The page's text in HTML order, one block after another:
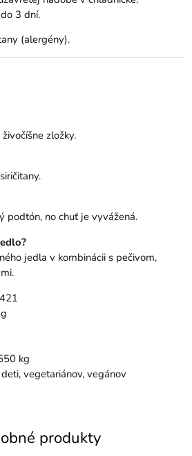
3 dní.
(alergény).
zložky.
podtón, no chuť je vyvážená.
jedla v kombinácii s pečivom,
kg
vegetariánov, vegánov
produkty